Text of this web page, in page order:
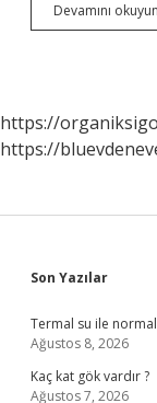
Devamını okuyun
https://
https://
Sidebar
Son Yazılar
Termal su ile
Ağustos 8, 2026
Kaç kat gök vardır ?
Ağustos 7, 2026